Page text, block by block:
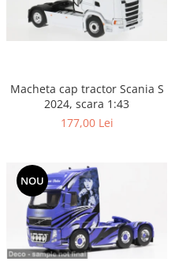
Macheta cap tractor Scania S
2024, scara 1:43
177,00 Lei
NOU